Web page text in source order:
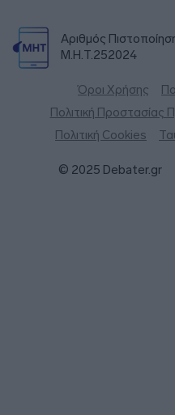
Αριθμός
Μ.Η.Τ.252024
Όροι Χρήσης
Πολιτική
Πολιτική Cookies
© 2025 Debater.gr